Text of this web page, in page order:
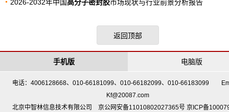
2026-2032年中国高分子密封胶市场现状与行业前景分析报告
返回顶部
电脑版
手机版
电话：4006128668、010-66181099、010-66182099、010-66183099
Kf@20087.com
北京中智林信息技术有限公司 京公网安备11010802027365号 京ICP备